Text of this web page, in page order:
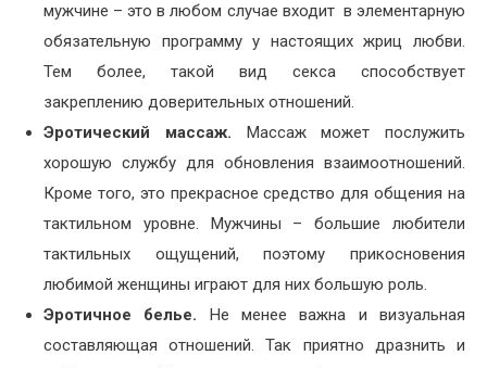
мужчине – это в любом случае входит в элементарную
обязательную программу у настоящих жриц любви.
Тем более, такой вид секса способствует
закреплению доверительных отношений.
Эротический массаж. Массаж может послужить
хорошую службу для обновления взаимоотношений.
Кроме того, это прекрасное средство для общения на
тактильном уровне. Мужчины – большие любители
тактильных ощущений, поэтому прикосновения
любимой женщины играют для них большую роль.
Эротичное белье. Не менее важна и визуальная
составляющая отношений. Так приятно дразнить и